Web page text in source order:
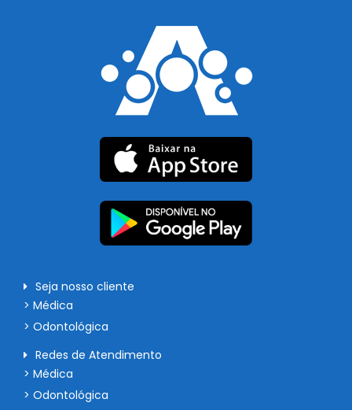
Seja nosso cliente
> Médica
> Odontológica
Redes de Atendimento
> Médica
> Odontológica